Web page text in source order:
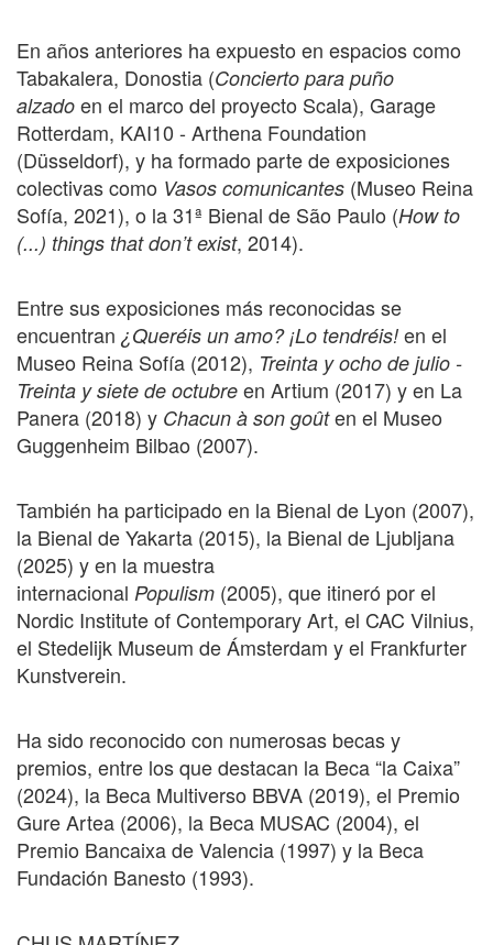
En años anteriores ha expuesto en espacios como
Tabakalera, Donostia (Concierto para puño
alzado en el marco del proyecto Scala), Garage
Rotterdam, KAI10 - Arthena Foundation
(Düsseldorf), y ha formado parte de exposiciones
colectivas como Vasos comunicantes (Museo Reina
Sofía, 2021), o la 31ª Bienal de São Paulo (How to
(...) things that don’t exist, 2014).
Entre sus exposiciones más reconocidas se
encuentran ¿Queréis un amo? ¡Lo tendréis! en el
Museo Reina Sofía (2012), Treinta y ocho de julio -
Treinta y siete de octubre en Artium (2017) y en La
Panera (2018) y Chacun à son goûten el Museo
Guggenheim Bilbao (2007).
También ha participado en la Bienal de Lyon (2007),
la Bienal de Yakarta (2015), la Bienal de Ljubljana
(2025) y en la muestra
internacional Populism (2005), que itineró por el
Nordic Institute of Contemporary Art, el CAC Vilnius,
el Stedelijk Museum de Ámsterdam y el Frankfurter
Kunstverein.
Ha sido reconocido con numerosas becas y
premios, entre los que destacan la Beca “la Caixa”
(2024), la Beca Multiverso BBVA (2019), el Premio
Gure Artea (2006), la Beca MUSAC (2004), el
Premio Bancaixa de Valencia (1997) y la Beca
Fundación Banesto (1993).